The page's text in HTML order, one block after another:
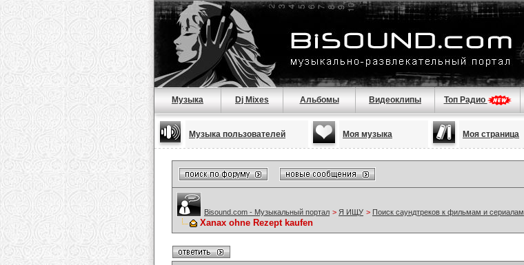
Музыка Dj Mixes Альбомы Видеоклипы Топ Радио
Музыка пользователей Моя музыка Моя страница
Bisound.com - Музыкальный портал > Я ИЩУ > Поиск саундтреков к фильмам и сериалам
Xanax ohne Rezept kaufen